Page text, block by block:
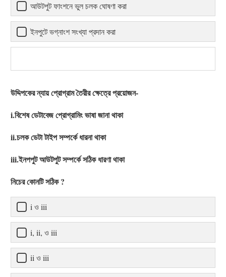
আউটপুট ফাংশনে ভুল চলক ঘোষণা করা
ইনপুটে ভগ্নাংশ সংখ্যা প্রদান করা
উদ্দিপকের ন্যায় প্রোগ্রাম তৈরীর ক্ষেত্রে প্রয়োজন-
i.বিশেষ ডেটাবেজ প্রোগ্রামিং ভাষা জানা থাকা
ii.চলক ডেটা টাইপ সম্পর্কে ধারনা থাকা
iii.ইনপপুট আউটপুট সম্পর্কে সঠিক ধারণা থাকা
নিচের কোনটি সঠিক ?
i ও iii
i, ii, ও iii
ii ও iii